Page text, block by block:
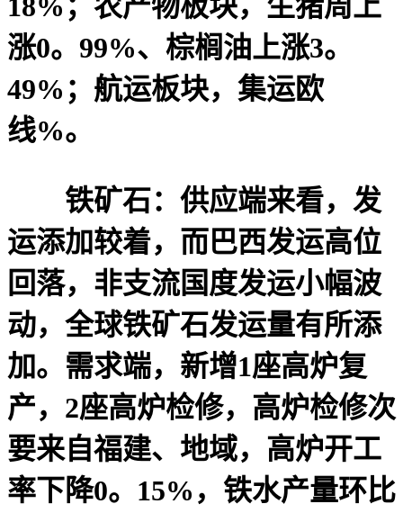
涨0。99%、棕榈油上涨3。
49%；航运板块，集运欧
线%。
铁矿石：供应端来看，发
运添加较着，而巴西发运高位
回落，非支流国度发运小幅波
动，全球铁矿石发运量有所添
加。需求端，新增1座高炉复
产，2座高炉检修，高炉检修次
要来自福建、地域，高炉开工
率下降0。15%，铁水产量环比